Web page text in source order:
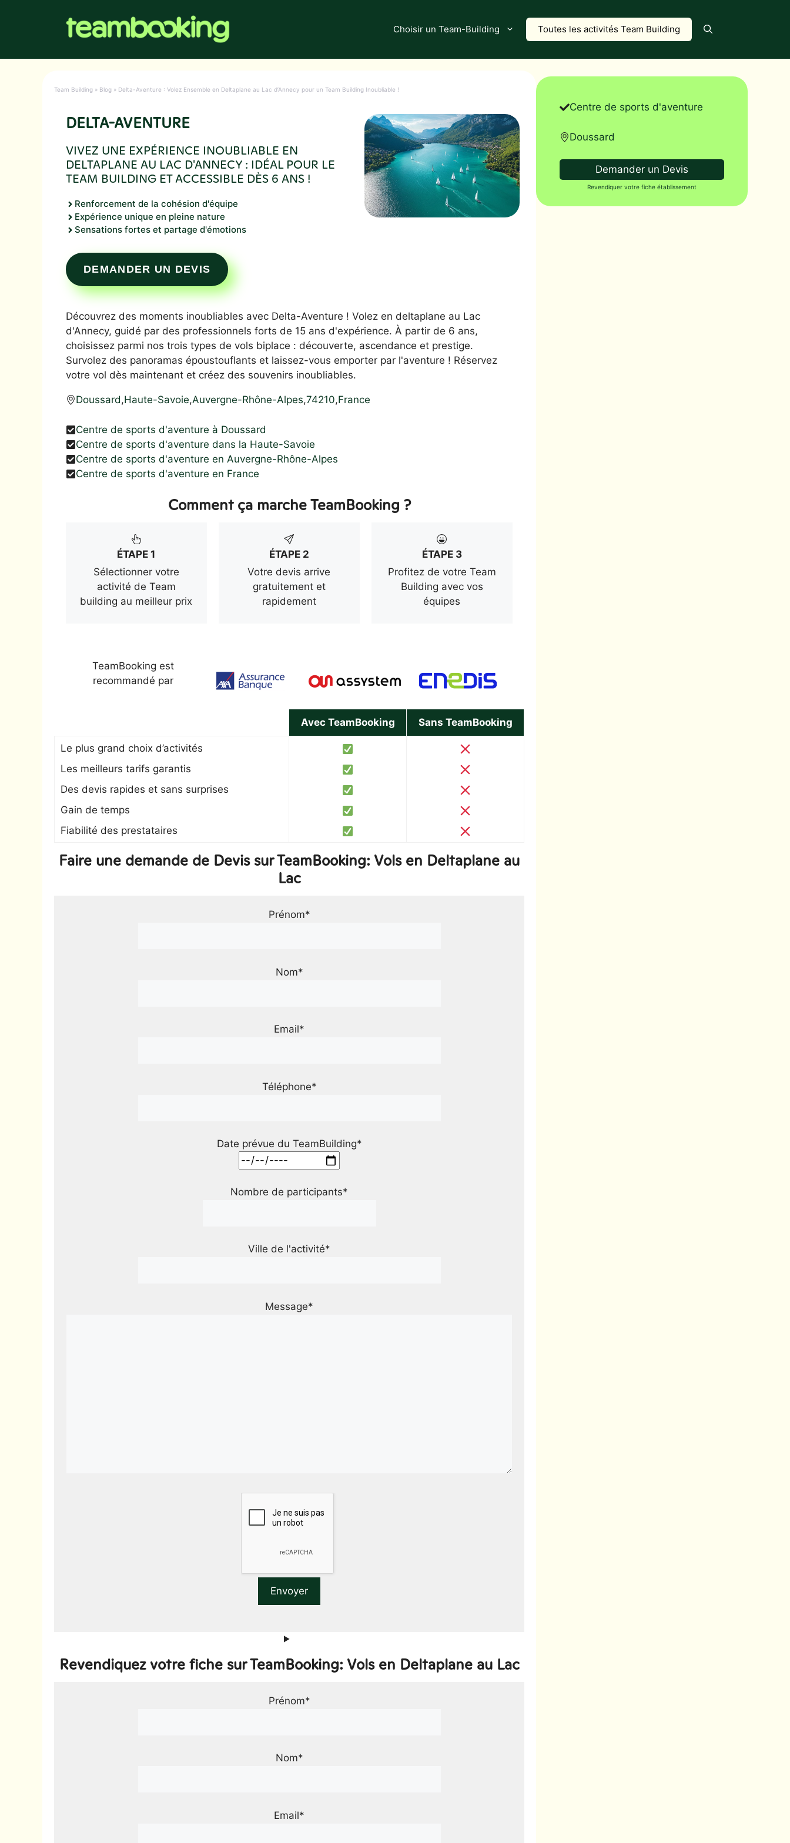
Choisir un Team-Building Toutes les activités Team Building
Team Building » Blog » Delta-Aventure : Volez Ensemble en Deltaplane au Lac d’Annecy pour un Team Building Inoubliable !
DELTA-AVENTURE
VIVEZ UNE EXPÉRIENCE INOUBLIABLE EN
DELTAPLANE AU LAC D'ANNECY : IDÉAL POUR LE
TEAM BUILDING ET ACCESSIBLE DÈS 6 ANS !
Renforcement de la cohésion d'équipe
Expérience unique en pleine nature
Sensations fortes et partage d'émotions
DEMANDER UN DEVIS
Découvrez des moments inoubliables avec Delta-Aventure ! Volez en deltaplane au Lac
d'Annecy, guidé par des professionnels forts de 15 ans d'expérience. À partir de 6 ans,
choisissez parmi nos trois types de vols biplace : découverte, ascendance et prestige.
Survolez des panoramas époustouflants et laissez-vous emporter par l'aventure ! Réservez
votre vol dès maintenant et créez des souvenirs inoubliables.
Doussard,Haute-Savoie,Auvergne-Rhône-Alpes,74210,France
Centre de sports d'aventure à Doussard
Centre de sports d'aventure dans la Haute-Savoie
Centre de sports d'aventure en Auvergne-Rhône-Alpes
Centre de sports d'aventure en France
Comment ça marche TeamBooking ?
ÉTAPE 1
Sélectionner votre
activité de Team
building au meilleur prix
ÉTAPE 2
Votre devis arrive
gratuitement et
rapidement
ÉTAPE 3
Profitez de votre Team
Building avec vos
équipes
TeamBooking est
recommandé par
Avec TeamBooking Sans TeamBooking
Le plus grand choix d’activités
Les meilleurs tarifs garantis
Des devis rapides et sans surprises
Gain de temps
Fiabilité des prestataires
Faire une demande de Devis sur TeamBooking: Vols en Deltaplane au
Lac
Prénom*
Nom*
Email*
Téléphone*
Date prévue du TeamBuilding*
Nombre de participants*
Ville de l'activité*
Message*
Revendiquez votre fiche sur TeamBooking: Vols en Deltaplane au Lac
Prénom*
Nom*
Email*
Centre de sports d'aventure
Doussard
Demander un Devis
Revendiquer votre fiche établissement